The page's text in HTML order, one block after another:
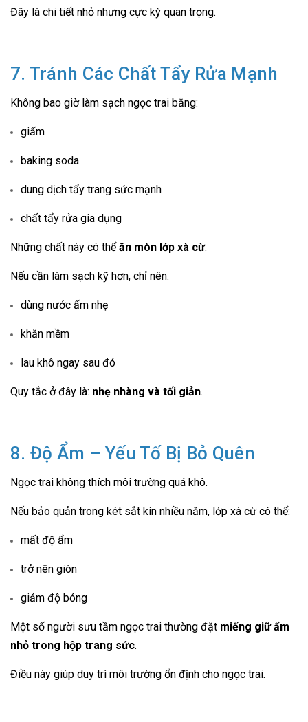
Đây là chi tiết nhỏ nhưng cực kỳ quan trọng.
7. Tránh Các Chất Tẩy Rửa Mạnh
Không bao giờ làm sạch ngọc trai bằng:
giấm
baking soda
dung dịch tẩy trang sức mạnh
chất tẩy rửa gia dụng
Những chất này có thểăn mòn lớp xà cừ.
Nếu cần làm sạch kỹ hơn, chỉ nên:
dùng nước ấm nhẹ
khăn mềm
lau khô ngay sau đó
Quy tắc ở đây là: nhẹ nhàng và tối giản.
8. Độ Ẩm – Yếu Tố Bị Bỏ Quên
Ngọc trai không thích môi trường quá khô.
Nếu bảo quản trong két sắt kín nhiều năm, lớp xà cừ có thể:
mất độ ẩm
trở nên giòn
giảm độ bóng
Một số người sưu tầm ngọc trai thường đặt miếng giữ ẩm
nhỏ trong hộp trang sức.
Điều này giúp duy trì môi trường ổn định cho ngọc trai.